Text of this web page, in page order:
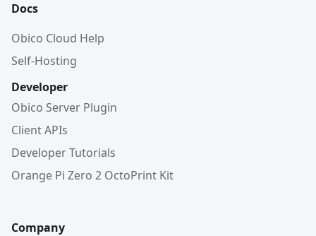
Docs
Obico Cloud Help
Self-Hosting
Developer
Obico Server Plugin
Client APIs
Developer Tutorials
Orange Pi Zero 2 OctoPrint Kit
Company